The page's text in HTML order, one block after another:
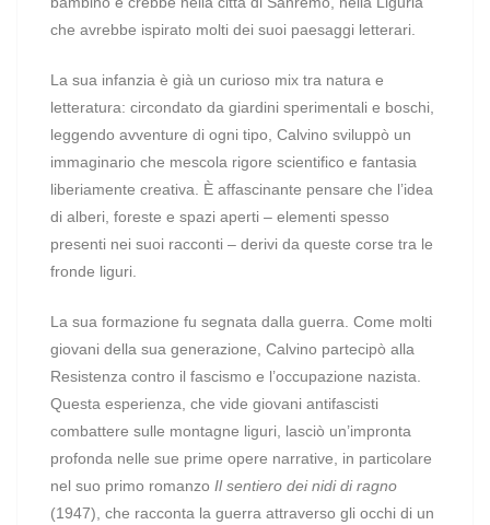
che avrebbe ispirato molti dei suoi paesaggi letterari.
La sua infanzia è già un curioso mix tra natura e
letteratura: circondato da giardini sperimentali e boschi,
leggendo avventure di ogni tipo, Calvino sviluppò un
immaginario che mescola rigore scientifico e fantasia
liberiamente creativa. È affascinante pensare che l’idea
di alberi, foreste e spazi aperti – elementi spesso
presenti nei suoi racconti – derivi da queste corse tra le
fronde liguri.
La sua formazione fu segnata dalla guerra. Come molti
giovani della sua generazione, Calvino partecipò alla
Resistenza contro il fascismo e l’occupazione nazista.
Questa esperienza, che vide giovani antifascisti
combattere sulle montagne liguri, lasciò un’impronta
profonda nelle sue prime opere narrative, in particolare
nel suo primo romanzo Il sentiero dei nidi di ragno
(1947), che racconta la guerra attraverso gli occhi di un